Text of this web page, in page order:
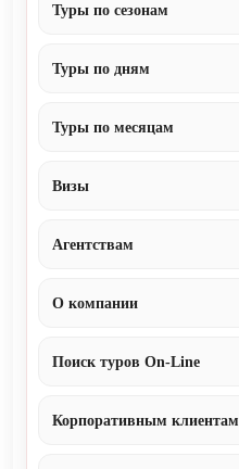
Туры по сезонам
Туры по дням
Туры по месяцам
Визы
Агентствам
О компании
Поиск туров On-Line
Корпоративным клиентам